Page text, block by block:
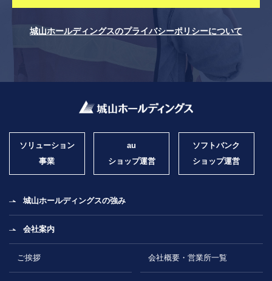
城山ホールディングスのプライバシーポリシーについて
ソリューション
事業
au
ショップ運営
ソフトバンク
ショップ運営
城山ホールディングスの強み
会社案内
ご挨拶 会社概要・営業所一覧